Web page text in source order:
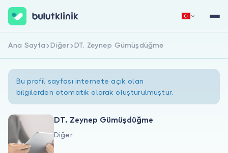
Hakkımızda
Hemen Kaydol Giriş Yap
Ana Sayfa Diğer DT. Zeynep Gümüşdüğme
Bu profil sayfası internete açık olan
bilgilerden otomatik olarak oluşturulmuştur.
DT. Zeynep Gümüşdüğme
Diğer